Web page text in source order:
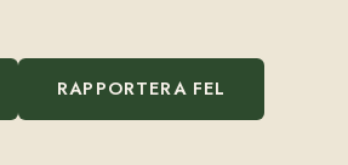
RAPPORTERA FEL